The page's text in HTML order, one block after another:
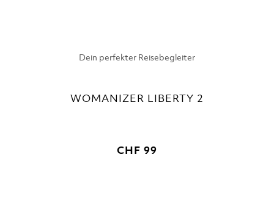
WOMANIZER LIBERTY 2
Dein perfekter Reisebegleiter
CHF 99